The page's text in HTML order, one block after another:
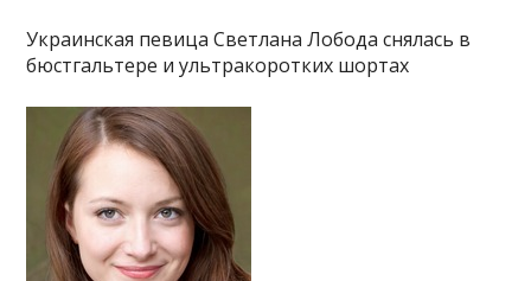
Украинская певица Светлана Лобода снялась в
бюстгальтере и ультракоротких шортах